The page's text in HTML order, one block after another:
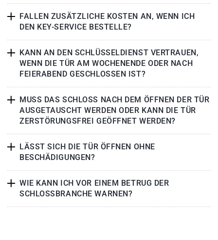
FALLEN ZUSÄTZLICHE KOSTEN AN, WENN ICH
DEN KEY-SERVICE BESTELLE?
KANN AN DEN SCHLÜSSELDIENST VERTRAUEN,
WENN DIE TÜR AM WOCHENENDE ODER NACH
FEIERABEND GESCHLOSSEN IST?
MUSS DAS SCHLOSS NACH DEM ÖFFNEN DER TÜR
AUSGETAUSCHT WERDEN ODER KANN DIE TÜR
ZERSTÖRUNGSFREI GEÖFFNET WERDEN?
LÄSST SICH DIE TÜR ÖFFNEN OHNE
BESCHÄDIGUNGEN?
WIE KANN ICH VOR EINEM BETRUG DER
SCHLOSSBRANCHE WARNEN?